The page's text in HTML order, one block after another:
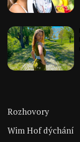
Rozhovory
Wim Hof dýchání